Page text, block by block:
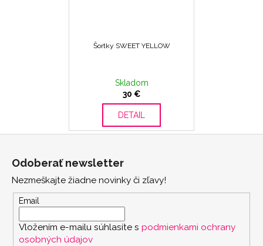
Šortky SWEET YELLOW
Skladom
30 €
DETAIL
Odoberať newsletter
Nezmeškajte žiadne novinky či zľavy!
Email
Vložením e-mailu súhlasíte s podmienkami ochrany
osobných údajov